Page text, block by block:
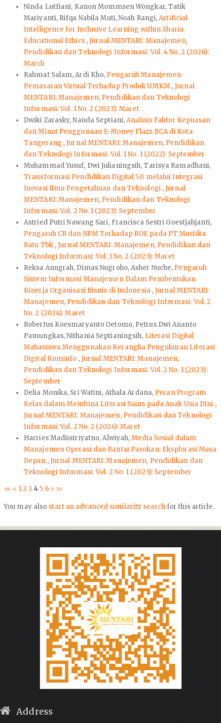
Ninda Lutfiani, Kanon Mommsen Wongkar, Tatik
Mariyanti, Rifqa Nabila Muti, Noah Rangi,Artificial
Intelligence for Inclusive Learning within Sharia
Educational Ethics ,Jurnal MENTARI: Manajemen,
Pendidikan dan Teknologi Informasi: Vol. 4 No. 2 (2026):
March
Rahmat Salam, Ardi Kho, Pengaruh Manajemen
Pemasaran Virtual Terhadap Produk UMKM ,Jurnal
MENTARI: Manajemen, Pendidikan dan Teknologi
Informasi: Vol. 1 No. 2 (2023): Maret
Dwiki Zarasky, Nanda Septiani,Analisis Faktor Kepuasan
dan Minat Penggunaan E-Money Flazz BCA di Kota
Tangerang ,Jurnal MENTARI: Manajemen, Pendidikan
dan Teknologi Informasi: Vol. 1 No. 1 (2022): September
Muhammad Yusuf, Dwi Julianingsih, Tarisya Ramadhani,
Transformasi Pendidikan Digital 5.0 melalui Integrasi
Inovasi Ilmu Pengetahuan dan Teknologi ,Jurnal
MENTARI: Manajemen, Pendidikan dan Teknologi
Informasi: Vol. 2 No. 1 (2023): September
Astried Putri Nawang Sari, Francisca Sestri Goestjahjanti,
Pengaruh CR dan NPM Terhadap ROE pada PT Mustika
Ratu Tbk ,Jurnal MENTARI: Manajemen, Pendidikan dan
Teknologi Informasi: Vol. 1 No. 2 (2023): Maret
Reksa Anugrah, Dimas Nugroho, Asher Nuche, Pengaruh
Sistem Informasi Manajemen Dalam Pembentukan
Kinerja Organisasi Bisnis di Indonesia ,Jurnal MENTARI:
Manajemen, Pendidikan dan Teknologi Informasi: Vol. 2
No. 2 (2024): Maret
Robertus Koesmaryanto Oetomo, Petrus Dwi Ananto
Pamungkas, Nithania Septianingsih, Literasi Digital
Mahasiswa Menggunakan Kerangka Pengukuran Literasi
Digital Kominfo ,Jurnal MENTARI: Manajemen,
Pendidikan dan Teknologi Informasi: Vol. 2 No. 1 (2023):
September
Delia Monika, Sri Watini, Athala Ardana, Peran Program
Kelas dalam Membina Literasi Sains pada Anak Usia Dini ,
Jurnal MENTARI: Manajemen, Pendidikan dan Teknologi
Informasi: Vol. 2 No. 2 (2024): Maret
Harries Madiistriyatno, Alwiyah,Media Sosial dalam
Manajemen Operasi dan Rantai Pasokan: Eksplorasi Masa
Depan ,Jurnal MENTARI: Manajemen, Pendidikan dan
Teknologi Informasi: Vol. 2 No. 1 (2023): September
<< < 12 3 4 5 6 > >>
You may also start an advanced similarity searchfor this article.
Address